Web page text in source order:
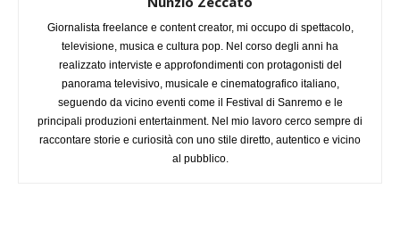
Giornalista freelance e content creator, mi occupo di spettacolo,
televisione, musica e cultura pop. Nel corso degli anni ha
realizzato interviste e approfondimenti con protagonisti del
panorama televisivo, musicale e cinematografico italiano,
seguendo da vicino eventi come il Festival di Sanremo e le
principali produzioni entertainment. Nel mio lavoro cerco sempre di
raccontare storie e curiosità con uno stile diretto, autentico e vicino
al pubblico.